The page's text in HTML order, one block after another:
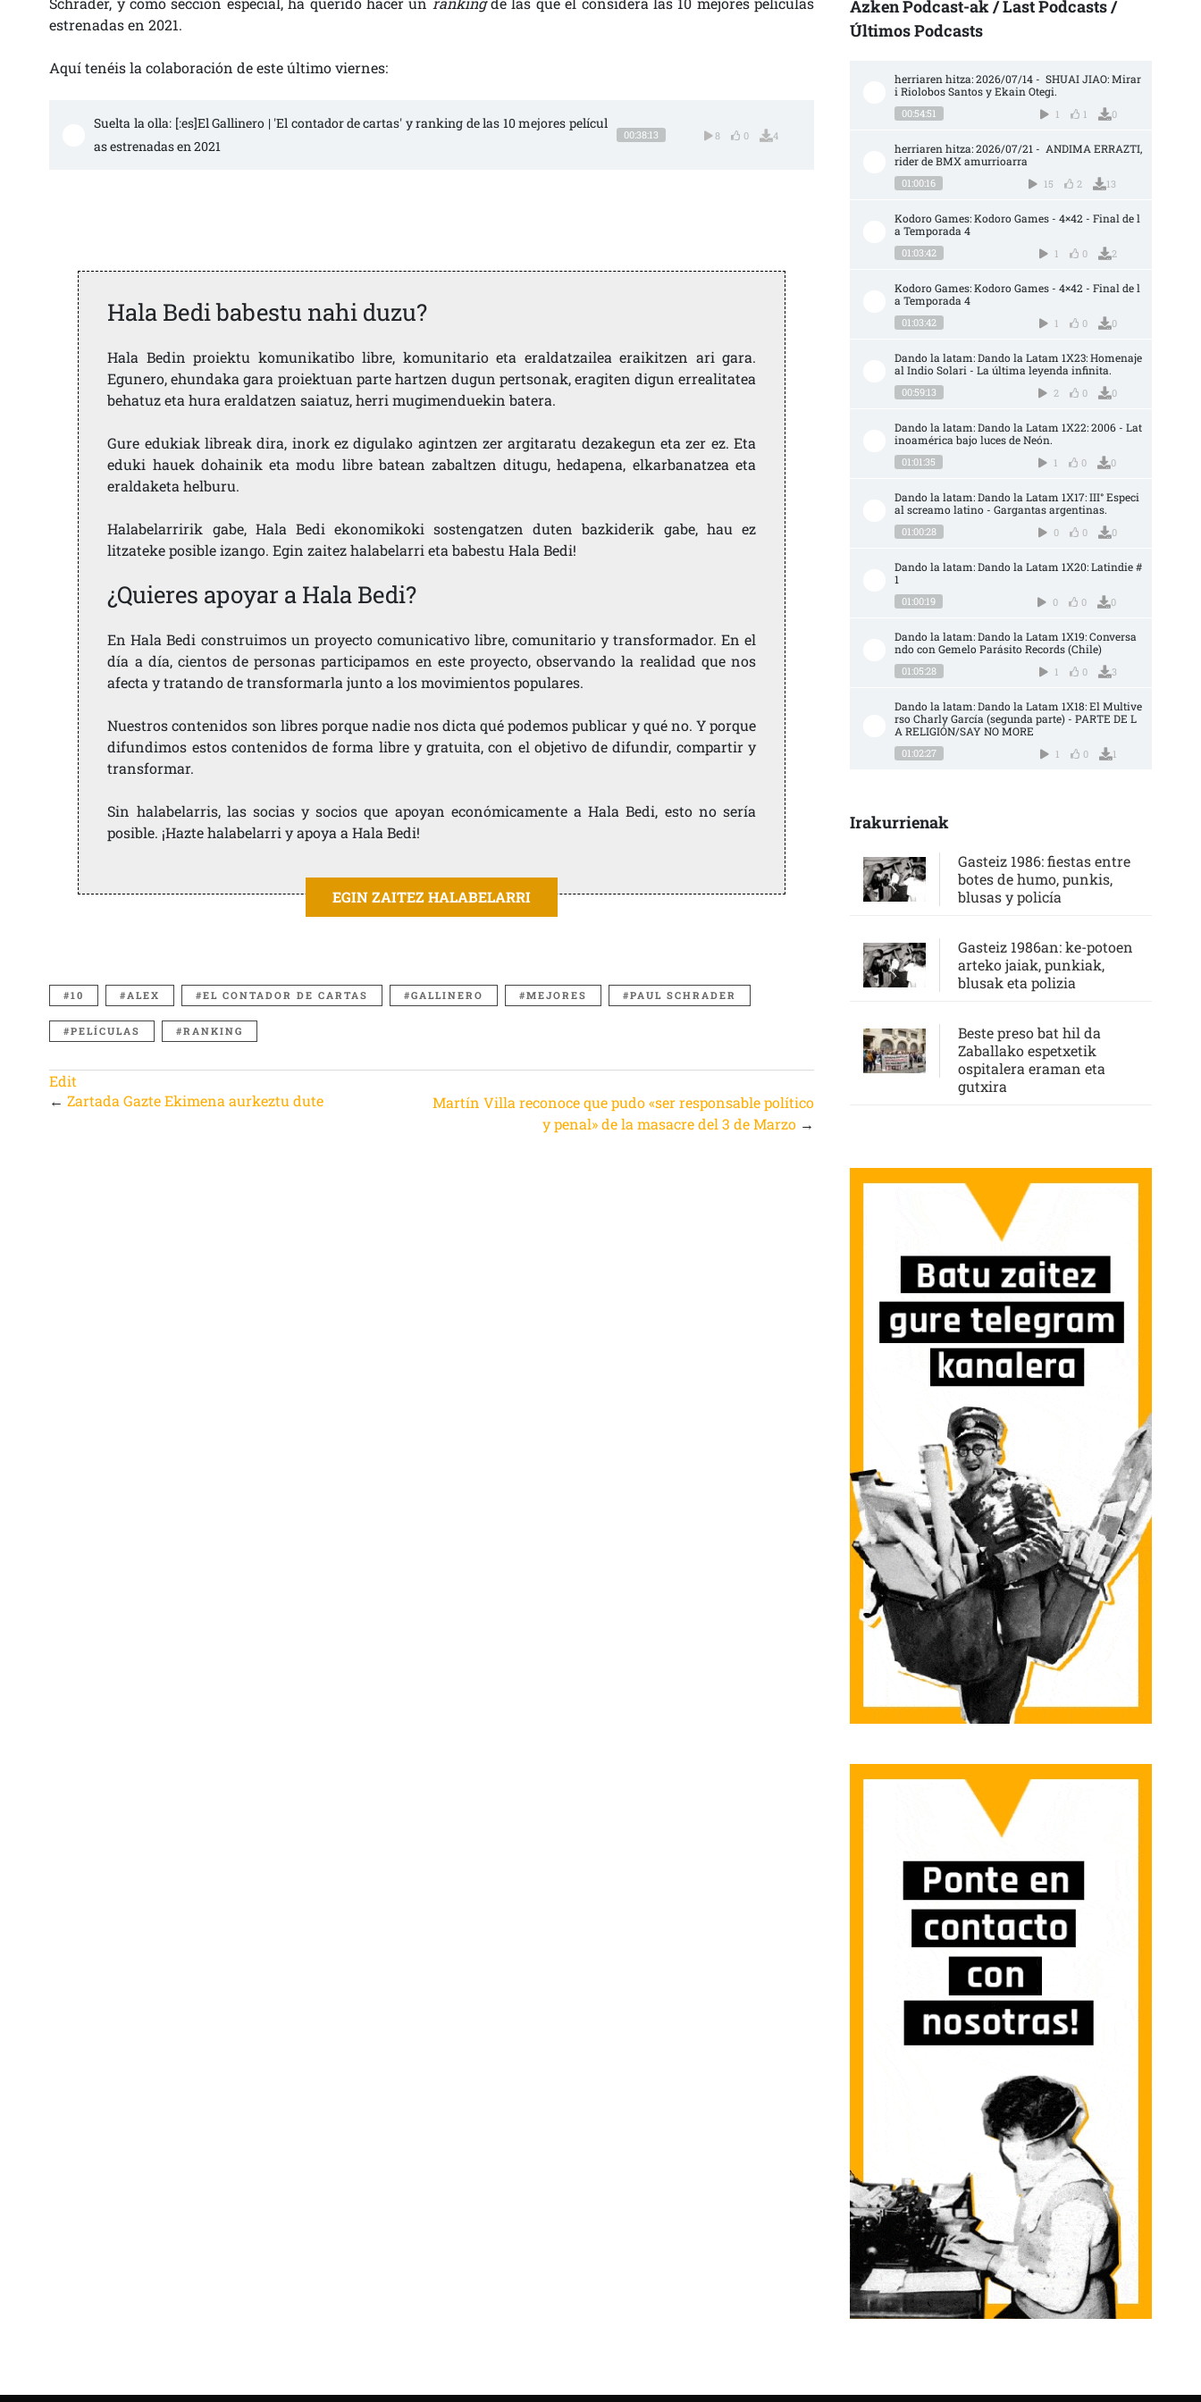
estrenadas en 2021.
Aquí tenéis la colaboración de este último viernes:
Suelta la olla: [:es]El Gallinero | 'El contador de cartas' y ranking de las 10 mejores películ
as estrenadas en 2021
00:38:13 8 0 4
Hala Bedi babestu nahi duzu?
Hala Bedin proiektu komunikatibo libre, komunitario eta eraldatzailea eraikitzen ari gara.
Egunero, ehundaka gara proiektuan parte hartzen dugun pertsonak, eragiten digun errealitatea
behatuz eta hura eraldatzen saiatuz, herri mugimenduekin batera.
Gure edukiak libreak dira, inork ez digulako agintzen zer argitaratu dezakegun eta zer ez. Eta
eduki hauek dohainik eta modu libre batean zabaltzen ditugu, hedapena, elkarbanatzea eta
eraldaketa helburu.
Halabelarririk gabe, Hala Bedi ekonomikoki sostengatzen duten bazkiderik gabe, hau ez
litzateke posible izango. Egin zaitez halabelarri eta babestu Hala Bedi!
¿Quieres apoyar a Hala Bedi?
En Hala Bedi construimos un proyecto comunicativo libre, comunitario y transformador. En el
día a día, cientos de personas participamos en este proyecto, observando la realidad que nos
afecta y tratando de transformarla junto a los movimientos populares.
Nuestros contenidos son libres porque nadie nos dicta qué podemos publicar y qué no. Y porque
difundimos estos contenidos de forma libre y gratuita, con el objetivo de difundir, compartir y
transformar.
Sin halabelarris, las socias y socios que apoyan económicamente a Hala Bedi, esto no sería
posible. ¡Hazte halabelarri y apoya a Hala Bedi!
EGIN ZAITEZ HALABELARRI
10 ALEX EL CONTADOR DE CARTAS GALLINERO MEJORES PAUL SCHRADER
PELÍCULAS RANKING
Edit
←Zartada Gazte Ekimena aurkeztu dute
Martín Villa reconoce que pudo «ser responsable político
y penal» de la masacre del 3 de Marzo→
Azken Podcast-ak / Last Podcasts /
Últimos Podcasts
herriaren hitza: 2026/07/14 -  SHUAI JIAO: Mirar
i Riolobos Santos y Ekain Otegi.
00:54:51 1 1 0
herriaren hitza: 2026/07/21 -  ANDIMA ERRAZTI,
rider de BMX amurrioarra
01:00:16 15 2 13
Kodoro Games: Kodoro Games - 4×42 - Final de l
a Temporada 4
01:03:42 1 0 2
Kodoro Games: Kodoro Games - 4×42 - Final de l
a Temporada 4
01:03:42 1 0 0
Dando la latam: Dando la Latam 1X23: Homenaje
al Indio Solari - La última leyenda infinita.
00:59:13 2 0 0
Dando la latam: Dando la Latam 1X22: 2006 - Lat
inoamérica bajo luces de Neón.
01:01:35 1 0 0
Dando la latam: Dando la Latam 1X17: III° Especi
al screamo latino - Gargantas argentinas.
01:00:28 0 0 0
Dando la latam: Dando la Latam 1X20: Latindie #
1
01:00:19 0 0 0
Dando la latam: Dando la Latam 1X19: Conversa
ndo con Gemelo Parásito Records (Chile)
01:05:28 1 0 3
Dando la latam: Dando la Latam 1X18: El Multive
rso Charly García (segunda parte) - PARTE DE L
A RELIGIÓN/SAY NO MORE
01:02:27 1 0 1
Irakurrienak
Gasteiz 1986: fiestas entre
botes de humo, punkis,
blusas y policía
Gasteiz 1986an: ke-potoen
arteko jaiak, punkiak,
blusak eta polizia
Beste preso bat hil da
Zaballako espetxetik
ospitalera eraman eta
gutxira